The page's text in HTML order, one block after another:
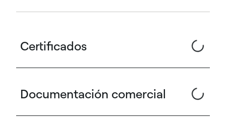
Certificados
Documentación comercial